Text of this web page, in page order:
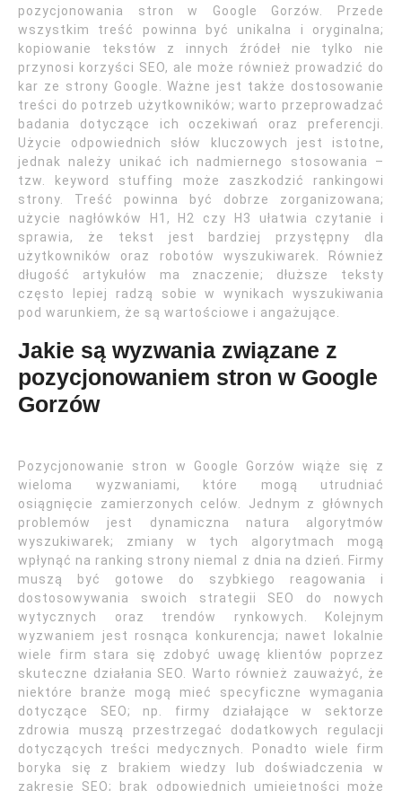
pozycjonowania stron w Google Gorzów. Przede
wszystkim treść powinna być unikalna i oryginalna;
kopiowanie tekstów z innych źródeł nie tylko nie
przynosi korzyści SEO, ale może również prowadzić do
kar ze strony Google. Ważne jest także dostosowanie
treści do potrzeb użytkowników; warto przeprowadzać
badania dotyczące ich oczekiwań oraz preferencji.
Użycie odpowiednich słów kluczowych jest istotne,
jednak należy unikać ich nadmiernego stosowania –
tzw. keyword stuffing może zaszkodzić rankingowi
strony. Treść powinna być dobrze zorganizowana;
użycie nagłówków H1, H2 czy H3 ułatwia czytanie i
sprawia, że tekst jest bardziej przystępny dla
użytkowników oraz robotów wyszukiwarek. Również
długość artykułów ma znaczenie; dłuższe teksty
często lepiej radzą sobie w wynikach wyszukiwania
pod warunkiem, że są wartościowe i angażujące.
Jakie są wyzwania związane z
pozycjonowaniem stron w Google
Gorzów
Pozycjonowanie stron w Google Gorzów wiąże się z
wieloma wyzwaniami, które mogą utrudniać
osiągnięcie zamierzonych celów. Jednym z głównych
problemów jest dynamiczna natura algorytmów
wyszukiwarek; zmiany w tych algorytmach mogą
wpłynąć na ranking strony niemal z dnia na dzień. Firmy
muszą być gotowe do szybkiego reagowania i
dostosowywania swoich strategii SEO do nowych
wytycznych oraz trendów rynkowych. Kolejnym
wyzwaniem jest rosnąca konkurencja; nawet lokalnie
wiele firm stara się zdobyć uwagę klientów poprzez
skuteczne działania SEO. Warto również zauważyć, że
niektóre branże mogą mieć specyficzne wymagania
dotyczące SEO; np. firmy działające w sektorze
zdrowia muszą przestrzegać dodatkowych regulacji
dotyczących treści medycznych. Ponadto wiele firm
boryka się z brakiem wiedzy lub doświadczenia w
zakresie SEO; brak odpowiednich umiejętności może